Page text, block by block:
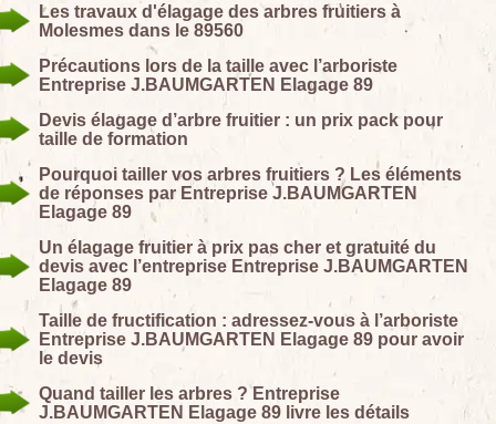
Les travaux d'élagage des arbres fruitiers à
Molesmes dans le 89560
Précautions lors de la taille avec l’arboriste
Entreprise J.BAUMGARTEN Elagage 89
Devis élagage d’arbre fruitier : un prix pack pour
taille de formation
Pourquoi tailler vos arbres fruitiers ? Les éléments
de réponses par Entreprise J.BAUMGARTEN
Elagage 89
Un élagage fruitier à prix pas cher et gratuité du
devis avec l’entreprise Entreprise J.BAUMGARTEN
Elagage 89
Taille de fructification : adressez-vous à l’arboriste
Entreprise J.BAUMGARTEN Elagage 89 pour avoir
le devis
Quand tailler les arbres ? Entreprise
J.BAUMGARTEN Elagage 89 livre les détails